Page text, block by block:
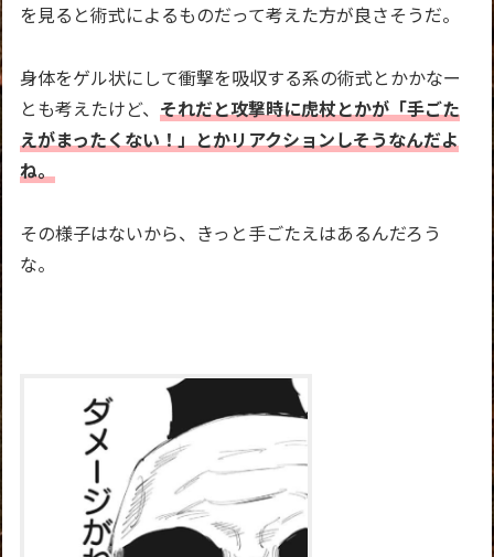
を見ると術式によるものだって考えた方が良さそうだ。
身体をゲル状にして衝撃を吸収する系の術式とかかなー
とも考えたけど、それだと攻撃時に虎杖とかが「手ごた
えがまったくない！」とかリアクションしそうなんだよ
ね。
その様子はないから、きっと手ごたえはあるんだろう
な。